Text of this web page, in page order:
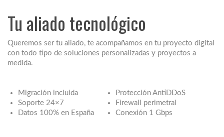
Tu aliado tecnológico
Queremos ser tu aliado, te acompañamos en tu proyecto digital
con todo tipo de soluciones personalizadas y proyectos a
medida.
Migración incluida
Soporte 24×7
Datos 100% en España
Protección AntiDDoS
Firewall perimetral
Conexión 1 Gbps